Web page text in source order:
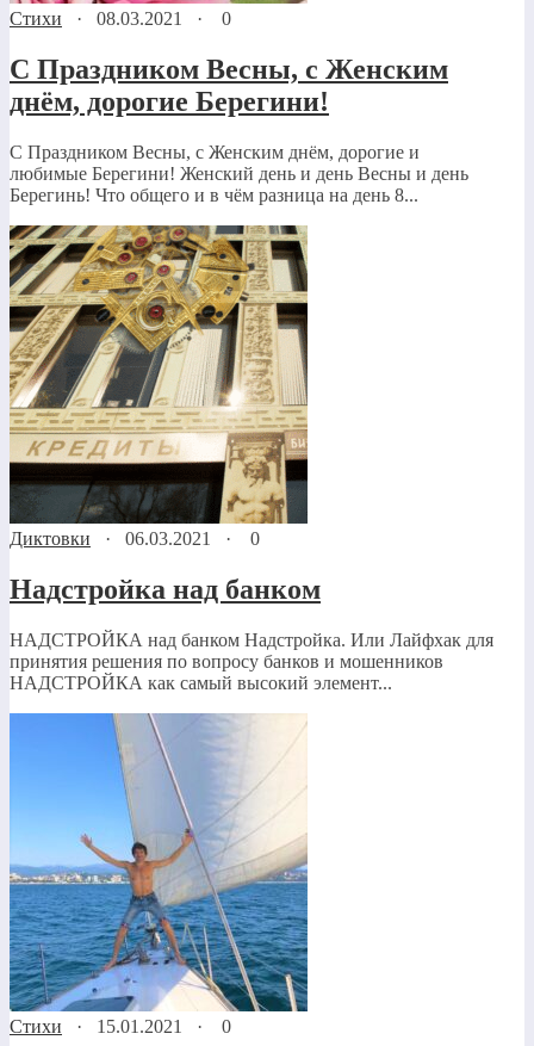
Стихи · 08.03.2021 · 0
С Праздником Весны, с Женским
днём, дорогие Берегини!
С Праздником Весны, с Женским днём, дорогие и
любимые Берегини! Женский день и день Весны и день
Берегинь! Что общего и в чём разница на день 8...
Диктовки · 06.03.2021 · 0
Надстройка над банком
НАДСТРОЙКА над банком Надстройка. Или Лайфхак для
принятия решения по вопросу банков и мошенников
НАДСТРОЙКА как самый высокий элемент...
Стихи · 15.01.2021 · 0